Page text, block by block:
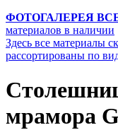
ФОТОГАЛЕРЕЯ
материалов в наличии
Здесь все материалы
рассортированы по
мрамора